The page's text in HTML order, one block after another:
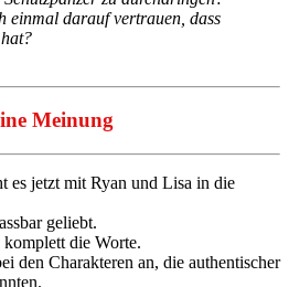
einmal darauf vertrauen, dass
Meinung
es jetzt mit Ryan und Lisa in die
geliebt.
die Worte.
den Charakteren an, die authentischer